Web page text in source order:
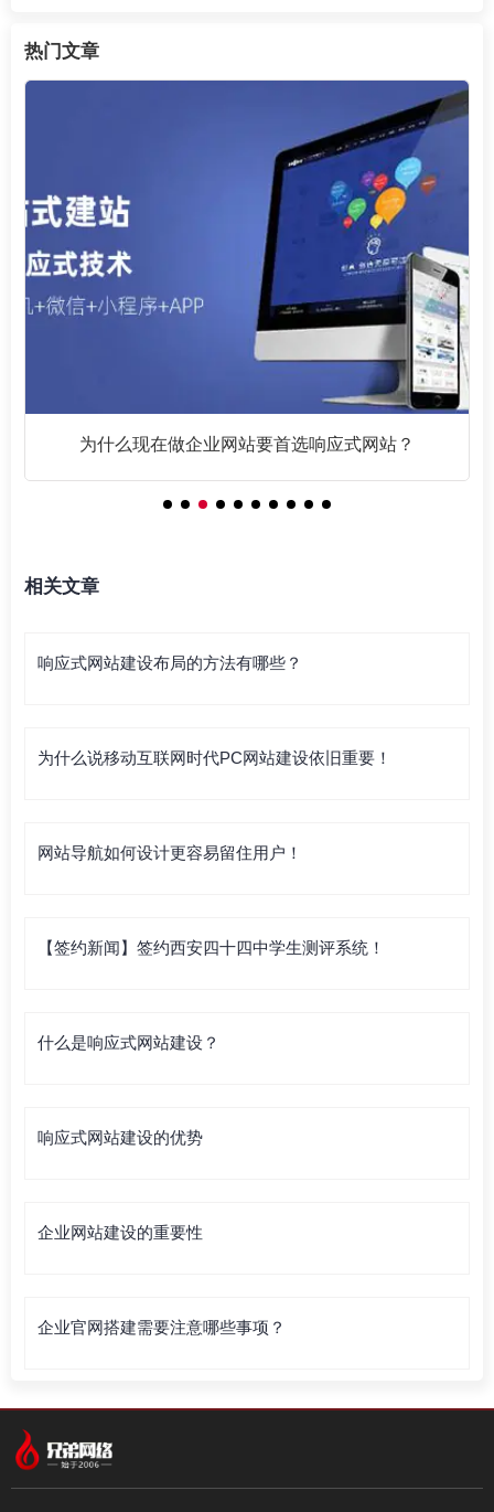
热门文章
为什么现在做企业网站要首选响应式网站？
相关文章
响应式网站建设布局的方法有哪些？
为什么说移动互联网时代PC网站建设依旧重要！
网站导航如何设计更容易留住用户！
【签约新闻】签约西安四十四中学生测评系统！
什么是响应式网站建设？
响应式网站建设的优势
企业网站建设的重要性
企业官网搭建需要注意哪些事项？